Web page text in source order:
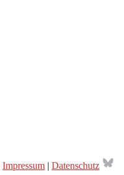
Impressum | Datenschutz